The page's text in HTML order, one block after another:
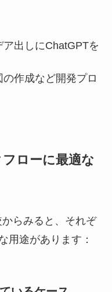
出しにChatGPTを
作成など開発プロ
ローに最適な
らみると、それぞ
用途があります：